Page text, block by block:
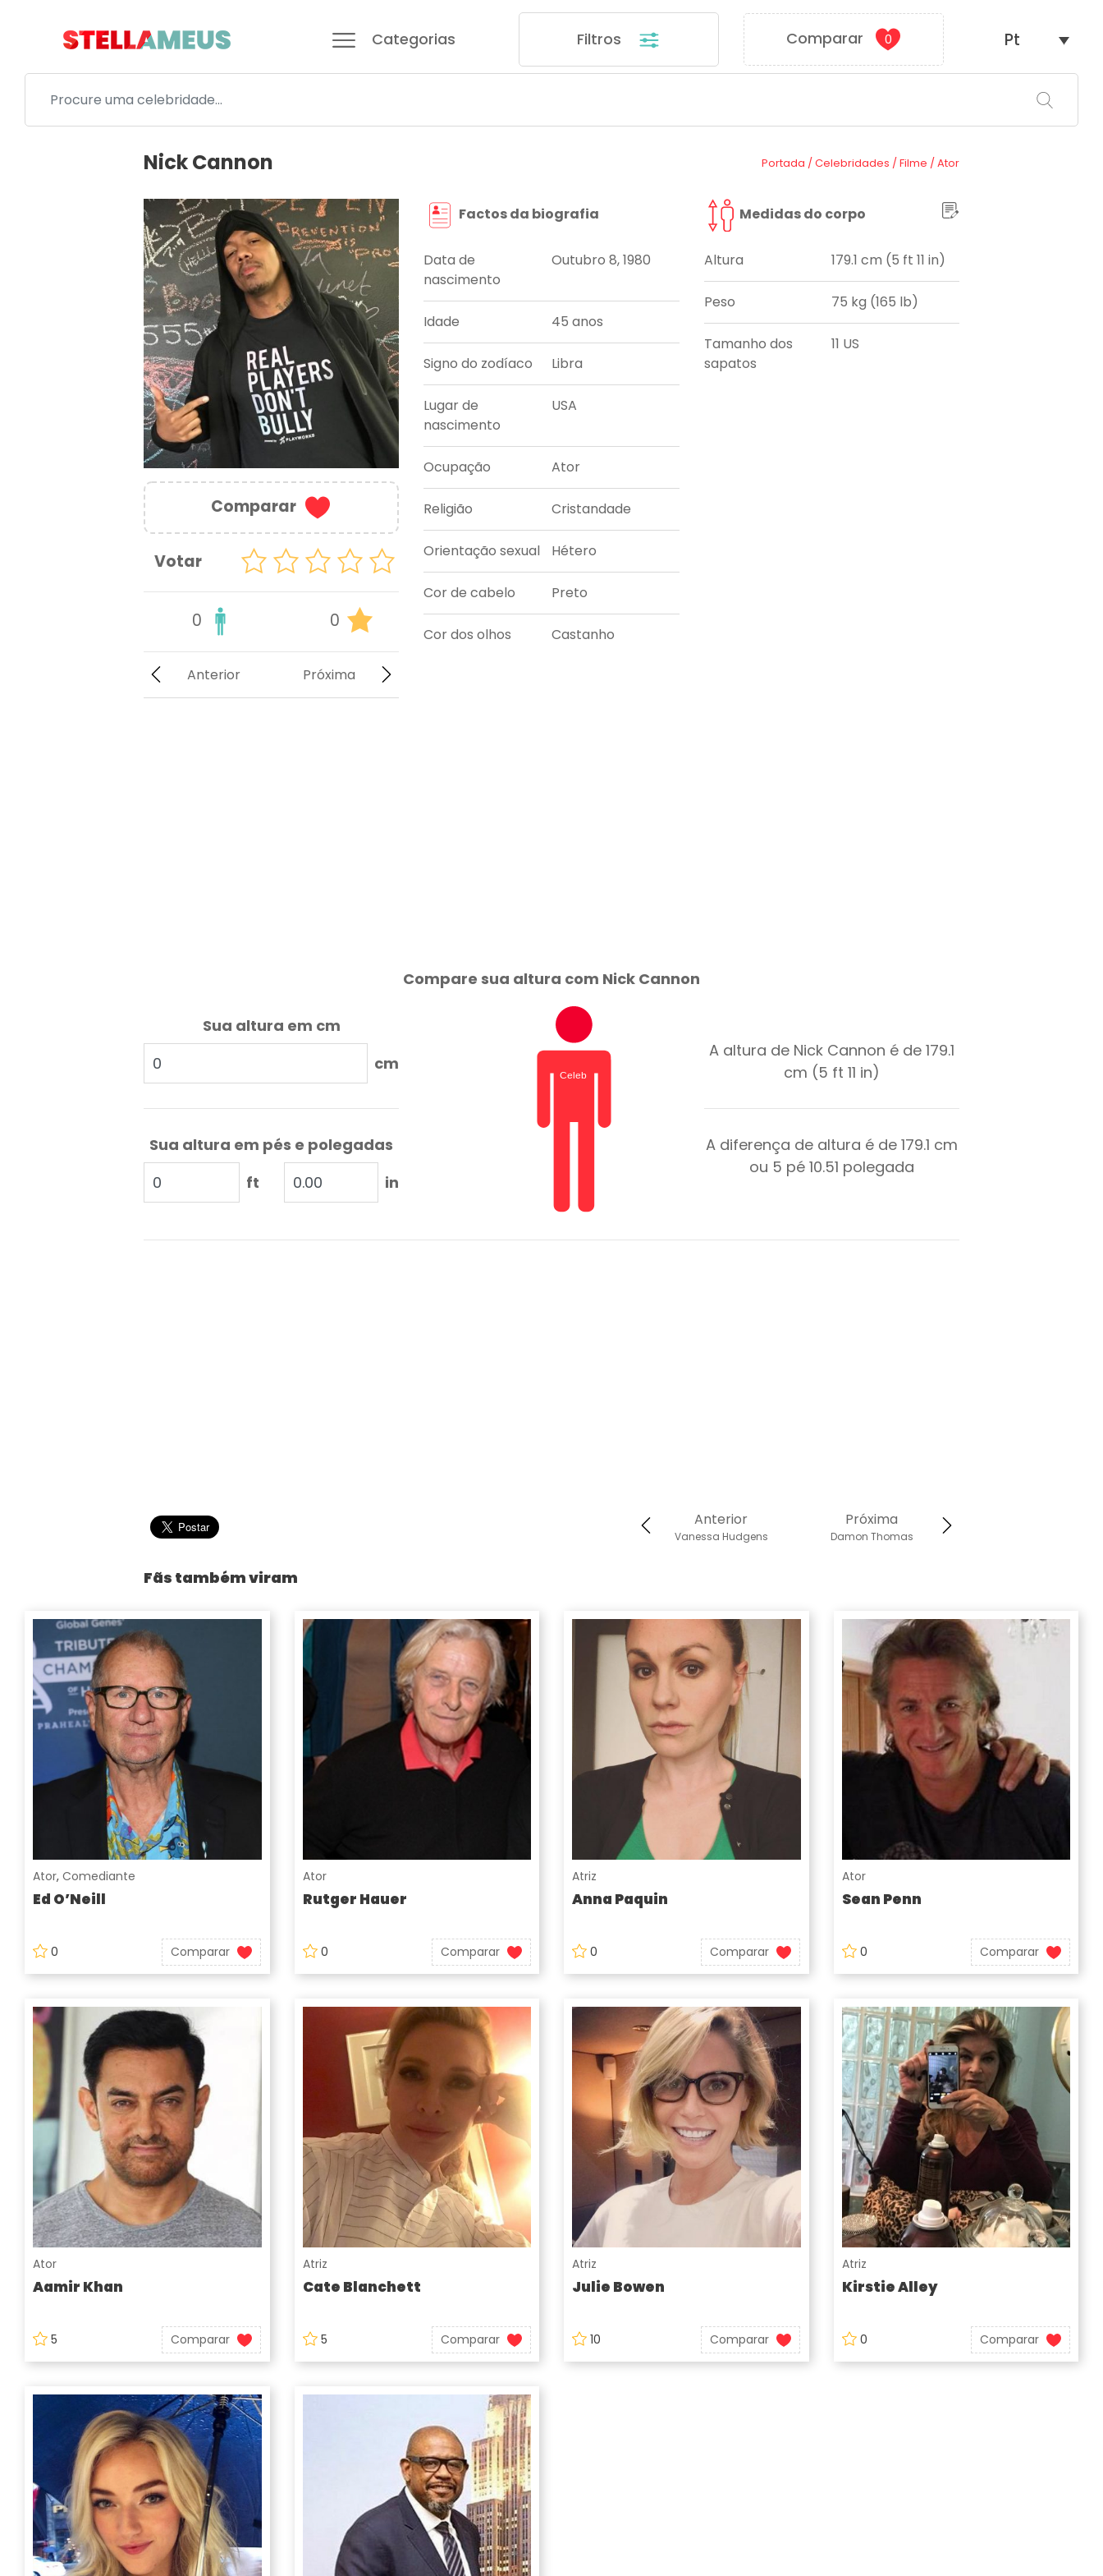
Categorias Filtros Comparar 0 Pt
Nick Cannon Portada /Celebridades /Filme /Ator
Comparar
Votar
0 0
Próxima
Anterior
Factos da biografia
Data de
nascimento
Outubro 8, 1980
Idade 45 anos
Signo do zodíaco Libra
Lugar de
nascimento
USA
Ocupação Ator
Religião Cristandade
Orientação sexual Hétero
Cor de cabelo Preto
Cor dos olhos Castanho
Medidas do corpo
Altura 179.1 cm (5 ft 11 in)
Peso 75 kg (165 lb)
Tamanho dos
sapatos
11 US
Compare sua altura com Nick Cannon
Sua altura em cm
cm
Sua altura em pés e polegadas
ft
in
A altura de Nick Cannon é de 179.1
cm (5 ft 11 in)
A diferença de altura é de 179.1 cm
ou 5 pé 10.51 polegada
Próxima
Damon Thomas
Anterior
Vanessa Hudgens
Fãs também viram
Ator, Comediante
Ed O’Neill
0 Comparar
Ator
Rutger Hauer
0 Comparar
Atriz
Anna Paquin
0 Comparar
Ator
Sean Penn
0 Comparar
Ator
Aamir Khan
5 Comparar
Atriz
Cate Blanchett
5 Comparar
Atriz
Julie Bowen
10 Comparar
Atriz
Kirstie Alley
0 Comparar